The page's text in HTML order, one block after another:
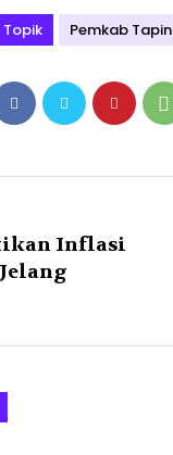
Topik Pemkab Tapin
Inflasi